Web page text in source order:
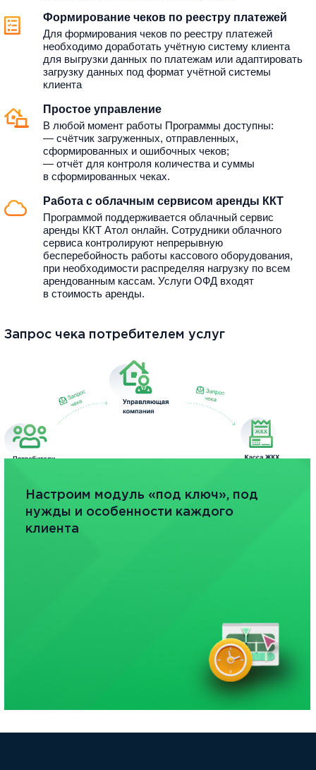
Формирование чеков по реестру платежей
Для формирования чеков по реестру платежей
необходимо доработать учётную систему клиента
для выгрузки данных по платежам или адаптировать
загрузку данных под формат учётной системы
клиента
Простое управление
В любой момент работы Программы доступны:
— счётчик загруженных, отправленных,
сформированных и ошибочных чеков;
— отчёт для контроля количества и суммы
в сформированных чеках.
Работа с облачным сервисом аренды ККТ
Программой поддерживается облачный сервис
аренды ККТ Атол онлайн. Сотрудники облачного
сервиса контролируют непрерывную
бесперебойность работы кассового оборудования,
при необходимости распределяя нагрузку по всем
арендованным кассам. Услуги ОФД входят
в стоимость аренды.
Запрос чека потребителем услуг
Настроим модуль «под ключ», под
нужды и особенности каждого
клиента